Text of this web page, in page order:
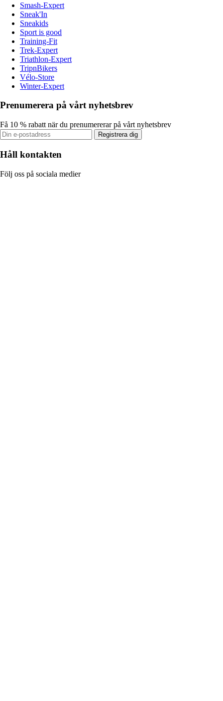
Smash-Expert
Sneak'In
Sneakids
Sport is good
Training-Fit
Trek-Expert
Triathlon-Expert
TripnBikers
Vélo-Store
Winter-Expert
Prenumerera på vårt nyhetsbrev
Få 10 % rabatt när du prenumererar på vårt nyhetsbrev
Registrera dig
Håll kontakten
Följ oss på sociala medier